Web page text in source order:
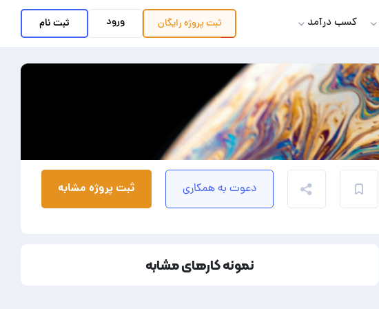
کسب درآمد ثبت پروژهرایگان ورود ثبت نام
دعوت به همکاری ثبت پروژه مشابه
نمونه کارهای مشابه